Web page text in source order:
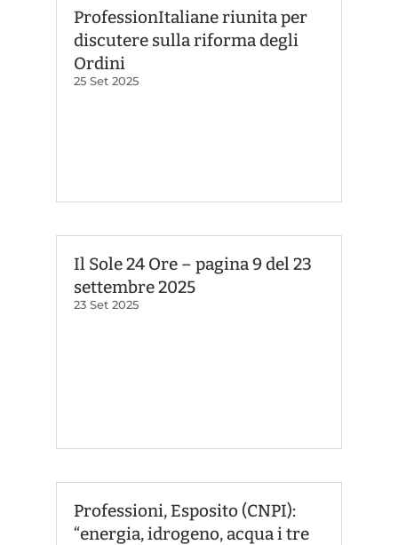
ProfessionItaliane riunita per
discutere sulla riforma degli
Ordini
25 Set 2025
Il Sole 24 Ore – pagina 9 del 23
settembre 2025
23 Set 2025
Professioni, Esposito (CNPI):
“energia, idrogeno, acqua i tre